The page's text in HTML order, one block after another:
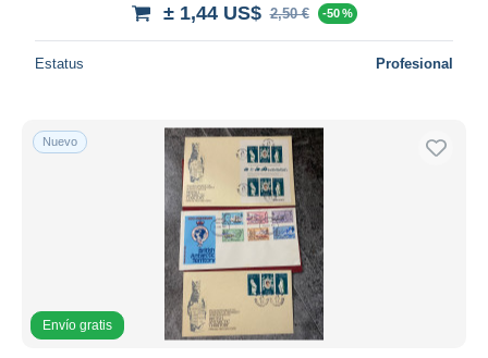
± 1,44 US$ 2,50 € -50 %
Estatus Profesional
Nuevo
Envío gratis